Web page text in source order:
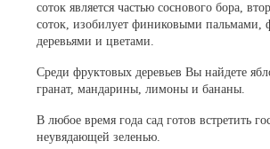
соток является частью соснового бора,
соток, изобилует финиковыми пальмами,
деревьями и цветами.
Среди фруктовых деревьев Вы найдете
гранат, мандарины, лимоны и бананы.
В любое время года сад готов встретить
неувядающей зеленью.